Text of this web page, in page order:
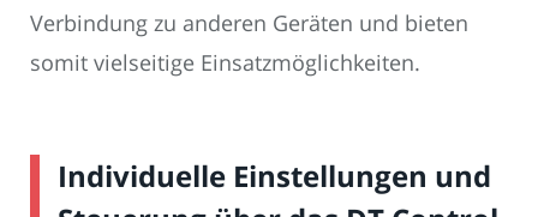
Verbindung zu anderen Geräten und bieten
somit vielseitige Einsatzmöglichkeiten.
Individuelle Einstellungen und